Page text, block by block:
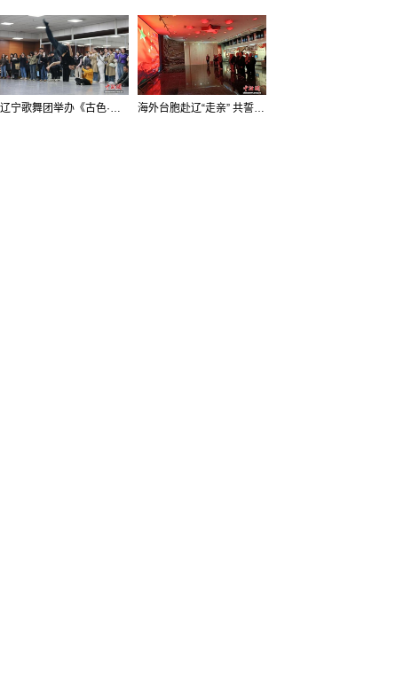
辽宁歌舞团举办《古色·国宝辽宁》排练开放日活动 海外台胞赴辽“走亲” 共誓“和平初心”